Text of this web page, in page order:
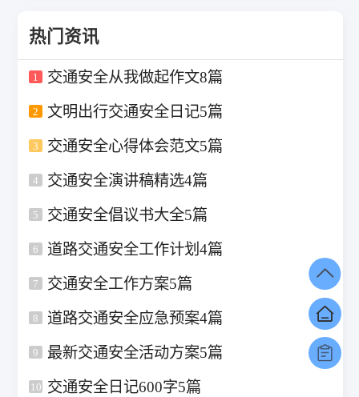
热门资讯
1 交通安全从我做起作文8篇
2 文明出行交通安全日记5篇
3 交通安全心得体会范文5篇
4 交通安全演讲稿精选4篇
5 交通安全倡议书大全5篇
6 道路交通安全工作计划4篇
7 交通安全工作方案5篇
8 道路交通安全应急预案4篇
9 最新交通安全活动方案5篇
10 交通安全日记600字5篇